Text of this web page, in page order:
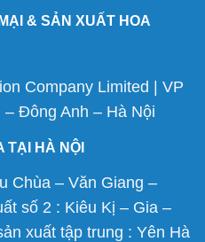
& SẢN XUẤT HOA
Company Limited | VP
Đông Anh – Hà Nội
TẠI HÀ NỘI
Chùa – Văn Giang –
số 2 : Kiêu Kị – Gia –
xuất tập trung : Yên Hà